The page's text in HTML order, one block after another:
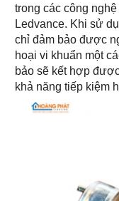
trong các công
Ledvance. Khi sử
chỉ đảm bảo được
hoại vi khuẩn một
bảo sẽ kết hợp
khả năng tiếp kiệm